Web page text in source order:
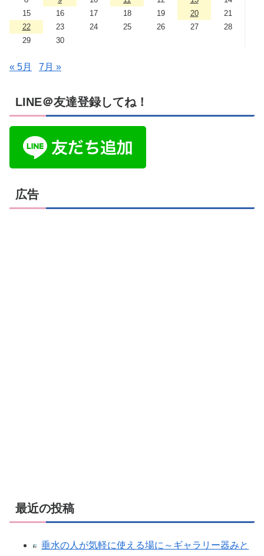
15
16 17 18 19 20
21
22
23 24 25 26 27
28
29
30
« 5月 7月 »
LINE＠友達登録してね！
広告
最近の投稿
垂水の人が気軽に使える場に～ギャラリー器みと